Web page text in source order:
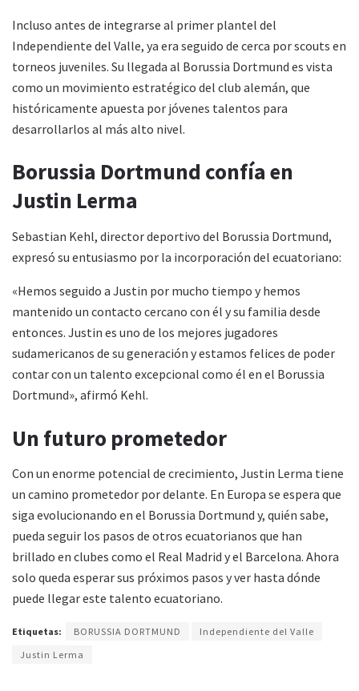
Incluso antes de integrarse al primer plantel del
Independiente del Valle, ya era seguido de cerca por scouts en
torneos juveniles. Su llegada al Borussia Dortmund es vista
como un movimiento estratégico del club alemán, que
históricamente apuesta por jóvenes talentos para
desarrollarlos al más alto nivel.
Borussia Dortmund confía en
Justin Lerma
Sebastian Kehl, director deportivo del Borussia Dortmund,
expresó su entusiasmo por la incorporación del ecuatoriano:
«Hemos seguido a Justin por mucho tiempo y hemos
mantenido un contacto cercano con él y su familia desde
entonces. Justin es uno de los mejores jugadores
sudamericanos de su generación y estamos felices de poder
contar con un talento excepcional como él en el Borussia
Dortmund», afirmó Kehl.
Un futuro prometedor
Con un enorme potencial de crecimiento, Justin Lerma tiene
un camino prometedor por delante. En Europa se espera que
siga evolucionando en el Borussia Dortmund y, quién sabe,
pueda seguir los pasos de otros ecuatorianos que han
brillado en clubes como el Real Madrid y el Barcelona. Ahora
solo queda esperar sus próximos pasos y ver hasta dónde
puede llegar este talento ecuatoriano.
Etiquetas: BORUSSIA DORTMUND
Independiente del Valle
Justin Lerma